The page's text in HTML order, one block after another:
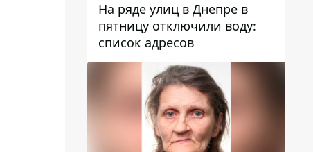
На ряде улиц в Днепре в
пятницу отключили воду:
список адресов